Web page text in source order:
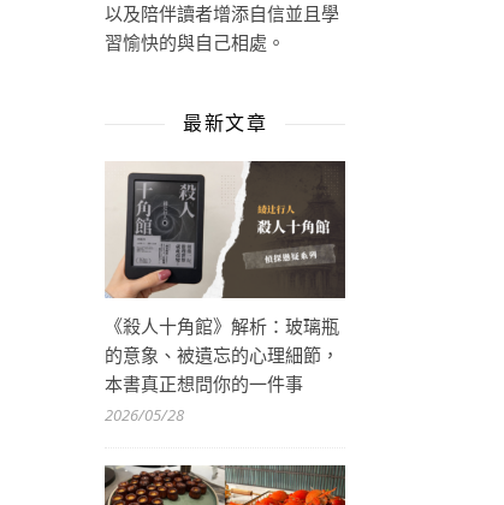
以及陪伴讀者增添自信並且學
習愉快的與自己相處。
最新文章
《殺人十角館》解析：玻璃瓶
的意象、被遺忘的心理細節，
本書真正想問你的一件事
2026/05/28